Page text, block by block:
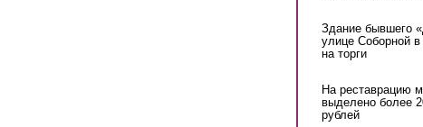
Здание бывшего
улице Соборной
на торги
На реставрацию
выделено более
рублей